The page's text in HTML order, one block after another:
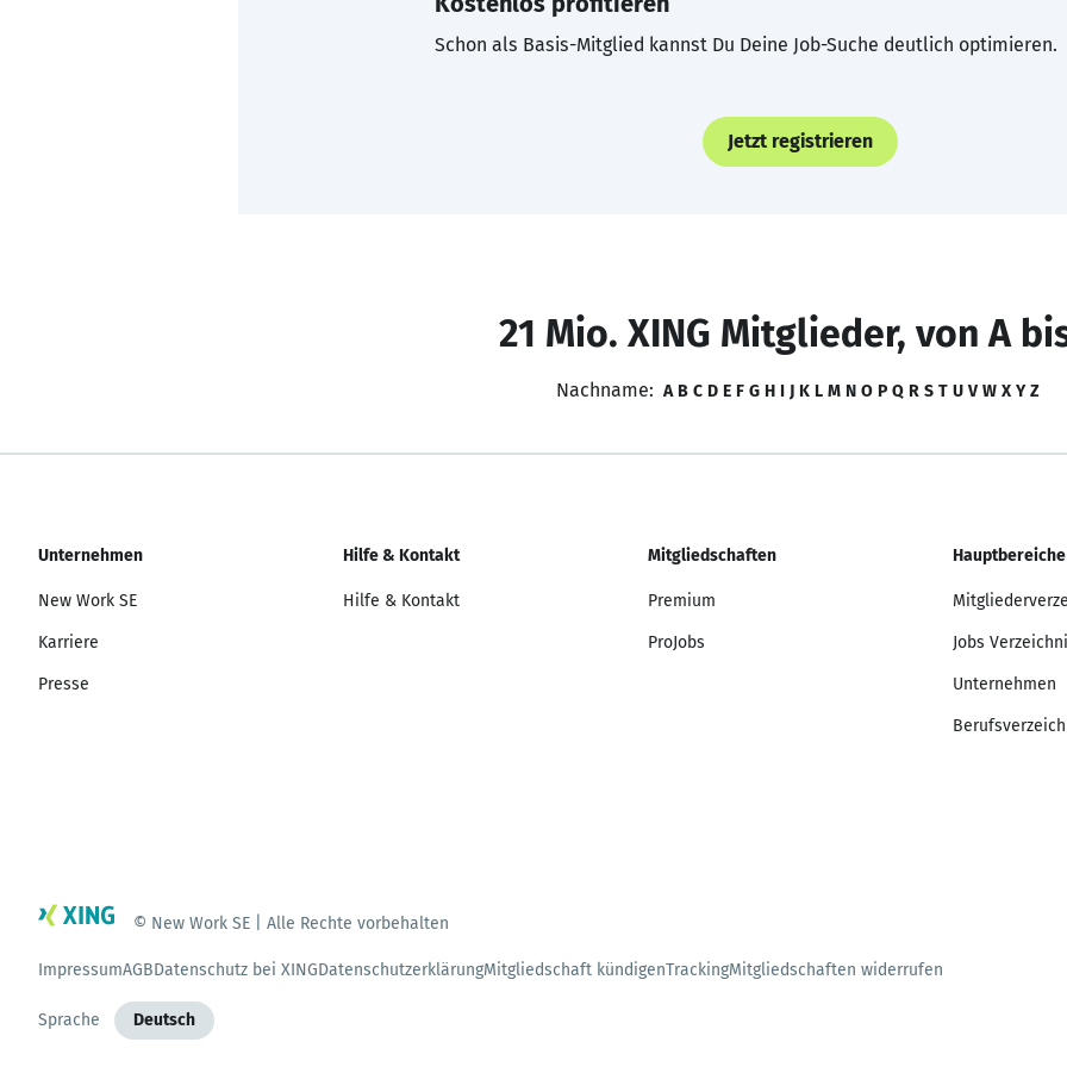
Schon als Basis-Mitglied kannst Du Deine Job-Suche deutlich optimieren.
Jetzt registrieren
21 Mio. XING Mitglieder, von A
Nachname: A B C D E F G H I J K L M N O P Q R S T U V W X Y Z
Unternehmen
New Work SE
Karriere
Presse
Hilfe & Kontakt
Hilfe & Kontakt
Mitgliedschaften
Premium
ProJobs
Hauptbereiche
Jobs
Unternehmen
© New Work SE | Alle Rechte vorbehalten
ImpressumAGBDatenschutz bei XINGDatenschutzerklärungMitgliedschaft kündigenTrackingMitgliedschaften widerrufen
Sprache Deutsch